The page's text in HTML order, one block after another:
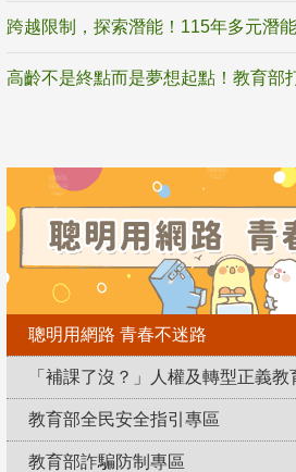
聰明用網路 青春不迷路
「補課了沒？」人權及轉型正義教
教育部全民安全指引專區
教育部詐騙防制專區